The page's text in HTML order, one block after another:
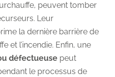
peuvent tomber
Leur
la dernière barrière de
et l’incendie. Enfin, une
défectueusepeut
le processus de